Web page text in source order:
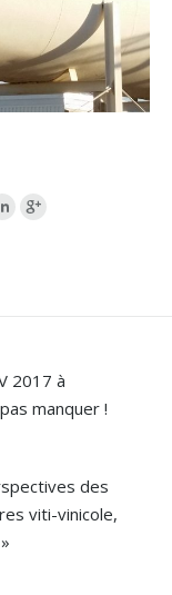
2017 à
manquer !
des
viti-vinicole,